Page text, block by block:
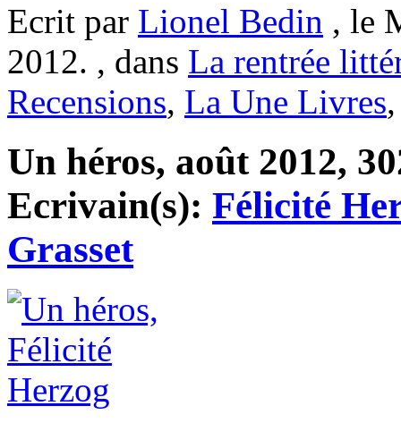
Ecrit par Lionel Bedin , le
2012. , dans La rentrée
Recensions, La Une Livres
Un héros, août 2012,
Ecrivain(s): Félicité
Grasset